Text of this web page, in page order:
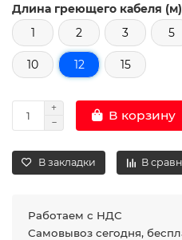
Длина греющего кабеля (м)
1
2 3 5
10 12 15
В корзину
В закладки В
Работаем с НДС
Самовывоз сегодня,